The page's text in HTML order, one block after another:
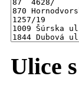
Ulice